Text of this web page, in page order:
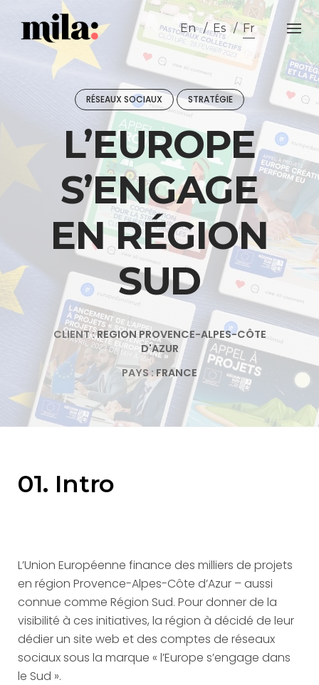
content
En Es Fr
RÉSEAUX SOCIAUX STRATÉGIE
L’EUROPE
S’ENGAGE
EN RÉGION
SUD
CLIENT :REGION PROVENCE-ALPES-CÔTE
D'AZUR
PAYS :FRANCE
01. Intro
L’Union Européenne finance des milliers de projets
en région Provence-Alpes-Côte d’Azur – aussi
connue comme Région Sud. Pour donner de la
visibilité à ces initiatives, la région à décidé de leur
dédier un site web et des comptes de réseaux
sociaux sous la marque « l’Europe s’engage dans
le Sud ».